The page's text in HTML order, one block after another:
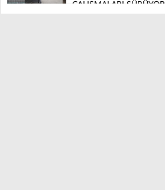
ÇALIŞMALARI SÜRÜYOR